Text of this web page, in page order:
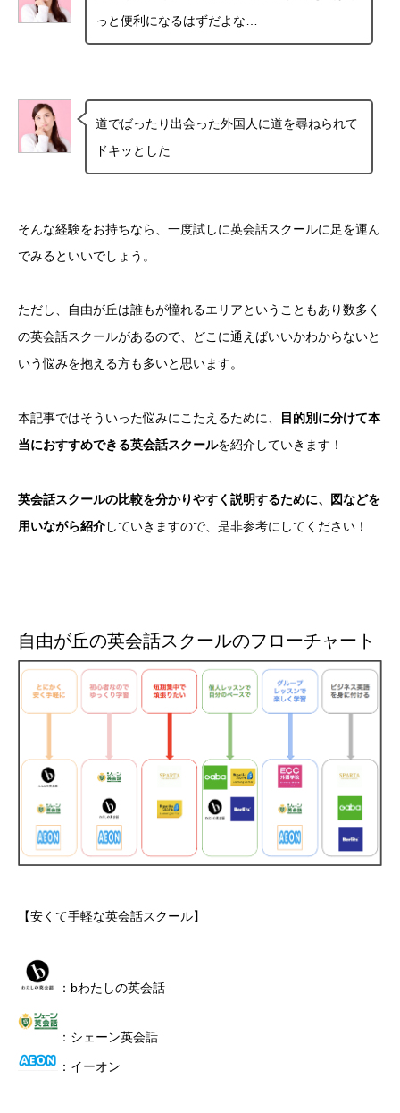
っと便利になるはずだよな…
道でばったり出会った外国人に道を尋ねられて
ドキッとした
そんな経験をお持ちなら、一度試しに英会話スクールに足を運ん
でみるといいでしょう。
ただし、自由が丘は誰もが憧れるエリアということもあり数多く
の英会話スクールがあるので、どこに通えばいいかわからないと
いう悩みを抱える方も多いと思います。
本記事ではそういった悩みにこたえるために、
目的別に分けて本
当におすすめできる英会話スクールを紹介していきます！
英会話スクールの比較を分かりやすく説明するために、図などを
用いながら紹介していきますので、是非参考にしてください！
自由が丘の英会話スクールのフローチャート
【安くて手軽な英会話スクール】
：bわたしの英会話
：シェーン英会話
：イーオン